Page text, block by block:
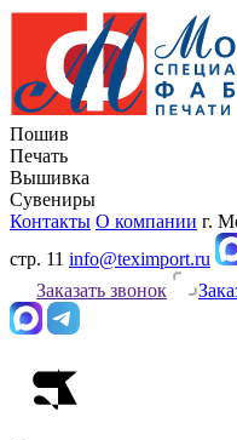
Пошив
Печать
Вышивка
Сувениры
Контакты О компании г.
стр. 11 info@teximport.ru
Заказать звонок